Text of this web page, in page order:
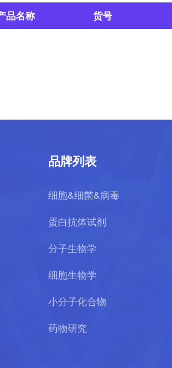
品名称 货号
品牌列表
细胞&细菌&病毒
蛋白抗体试剂
分子生物学
细胞生物学
小分子化合物
药物研究